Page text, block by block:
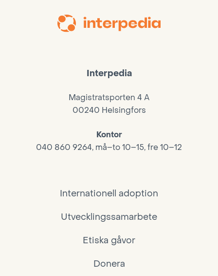
Interpedia
Magistratsporten 4 A
00240 Helsingfors
Kontor
040 860 9264, må–to 10–15, fre 10–12
Internationell adoption
Utvecklingssamarbete
Etiska gåvor
Donera